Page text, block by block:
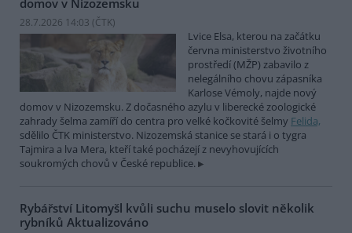
domov v Nizozemsku
28.7.2026 14:03 (ČTK)
Lvice Elsa, kterou na začátku
června ministerstvo životního
prostředí (MŽP) zabavilo z
nelegálního chovu zápasníka
Karlose Vémoly, najde nový
domov v Nizozemsku. Z dočasného azylu v liberecké zoologické
zahrady šelma zamíří do centra pro velké kočkovité šelmy Felida,
sdělilo ČTK ministerstvo. Nizozemská stanice se stará i o tygra
Tajmira a lva Mera, kteří také pocházejí z nevyhovujících
soukromých chovů v České republice.
Rybářství Litomyšl kvůli suchu muselo slovit několik
rybníků Aktualizováno